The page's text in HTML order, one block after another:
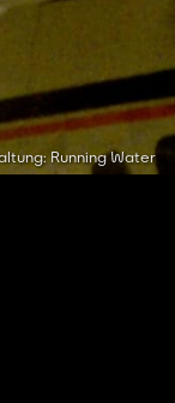
Running Water